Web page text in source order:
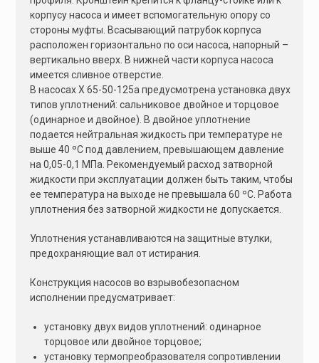
корпусу насоса и имеет вспомогательную опору со
стороны муфты. Всасывающий патрубок корпуса
расположен горизонтально по оси насоса, напорный –
вертикально вверх. В нижней части корпуса насоса
имеется сливное отверстие.
В насосах Х 65-50-125а предусмотрена установка двух
типов уплотнений: сальниковое двойное и торцовое
(одинарное и двойное). В двойное уплотнение
подается нейтральная жидкость при температуре не
выше 40 ºС под давлением, превышающем давление
на 0,05-0,1 МПа. Рекомендуемый расход затворной
жидкости при эксплуатации должен быть таким, чтобы
ее температура на выходе не превышала 60 ºС. Работа
уплотнения без затворной жидкости не допускается.
Уплотнения устанавливаются на защитные втулки,
предохраняющие вал от истирания.
Конструкция насосов во взрывобезопасном
исполнении предусматривает:
установку двух видов уплотнений: одинарное
торцовое или двойное торцовое;
установку термопреобразователя сопротивлении